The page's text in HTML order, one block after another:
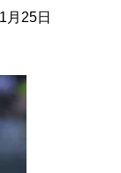
月25日